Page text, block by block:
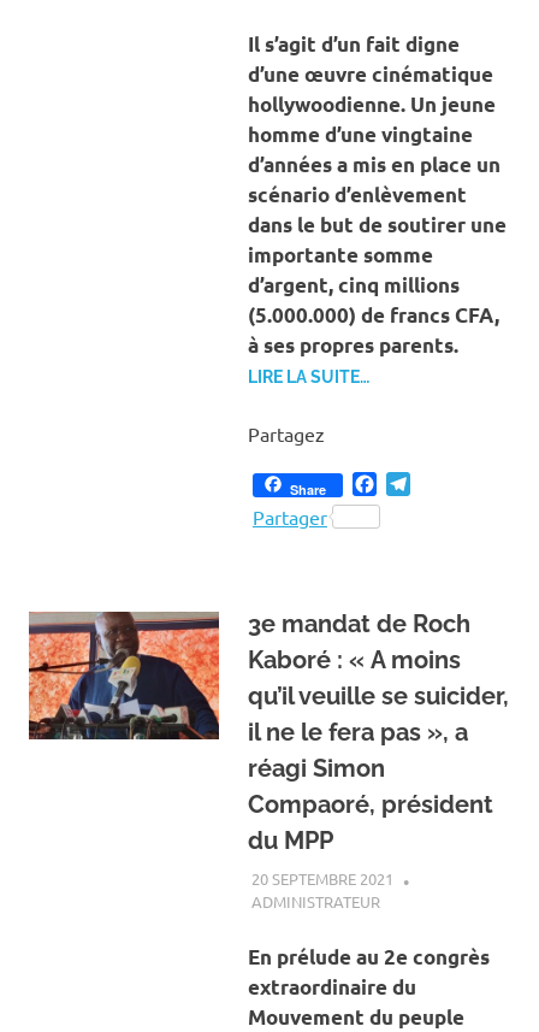
Il s’agit d’un fait digne
d’une œuvre cinématique
hollywoodienne. Un jeune
homme d’une vingtaine
d’années a mis en place un
scénario d’enlèvement
dans le but de soutirer une
importante somme
d’argent, cinq millions
(5.000.000) de francs CFA,
à ses propres parents.
LIRE LA SUITE…
Partagez
Share Facebook
Partager
3e mandat de Roch
Kaboré : « A moins
qu’il veuille se suicider,
il ne le fera pas », a
réagi Simon
Compaoré, président
du MPP
20 SEPTEMBRE 2021
ADMINISTRATEURA LA UNE
En prélude au 2e congrès
extraordinaire du
Mouvement du peuple